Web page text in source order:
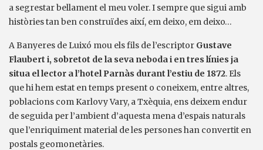
a segrestar bellament el meu voler. I sempre que sigui amb
històries tan ben construïdes així, em deixo, em deixo…
A Banyeres de Luixó mou els fils de l’escriptor Gustave
Flaubert i, sobretot de la seva neboda i en tres línies ja
situa el lector a l’hotel Parnàs durant l’estiu de 1872. Els
que hi hem estat en temps present o coneixem, entre altres,
poblacions com Karlovy Vary, a Txèquia, ens deixem endur
de seguida per l’ambient d’aquesta mena d’espais naturals
que l’enriquiment material de les persones han convertit en
postals geomonetàries.